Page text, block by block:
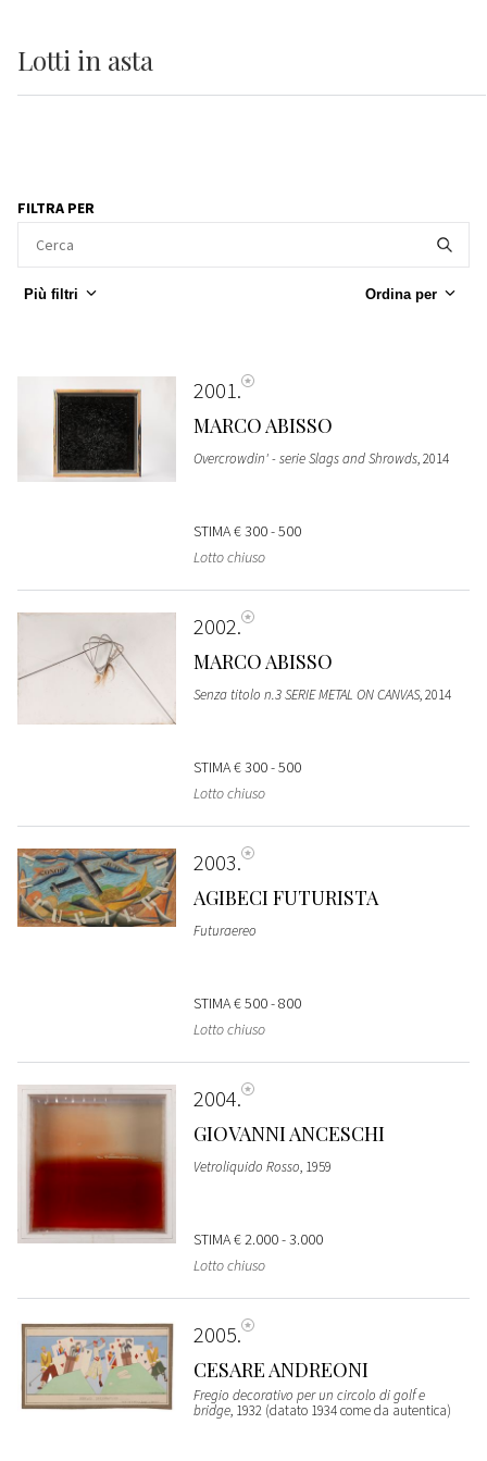
Lotti in asta
FILTRA PER
Più filtri Ordina per
2001
MARCO ABISSO
Overcrowdin' - serie Slags and Shrowds, 2014
STIMA€ 300 - 500
Lotto chiuso
2002
MARCO ABISSO
Senza titolo n.3 SERIE METAL ON CANVAS, 2014
STIMA€ 300 - 500
Lotto chiuso
2003
AGIBECI FUTURISTA
Futuraereo
STIMA€ 500 - 800
Lotto chiuso
2004
GIOVANNI ANCESCHI
Vetroliquido Rosso, 1959
STIMA€ 2.000 - 3.000
Lotto chiuso
2005
CESARE ANDREONI
Fregio decorativo per un circolo di golf e
bridge, 1932 (datato 1934 come da autentica)